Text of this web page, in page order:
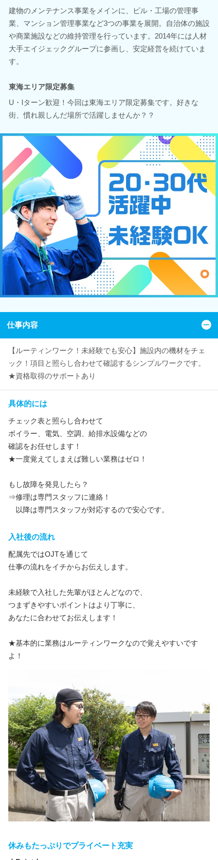
建物のメンテナンス事業をメインに、ビル・工場の管理事
業、マンション管理事業など3つの事業を展開。自治体の施設
や商業施設などの維持管理を行っています。2014年には人材
大手エイジェックグループに参画し、安定経営を続けていま
す。
東海エリア限定募集
U・Iターン歓迎！今回は東海エリア限定募集です。好きな
街、慣れ親しんだ場所で活躍しませんか？？
仕事内容
【ルーティンワーク！未経験でも安心】施設内の機材をチェ
ック！項目と照らし合わせて確認するシンプルワークです。
★資格取得のサポートあり
具体的には
チェック表と照らし合わせて
ボイラー、電気、空調、給排水設備などの
確認をお任せします！
★一度覚えてしまえば難しい業務はゼロ！
もし故障を発見したら？
⇒修理は専門スタッフに連絡！
以降は専門スタッフが対応するので安心です。
入社後の流れ
配属先ではOJTを通じて
仕事の流れをイチからお伝えします。
未経験で入社した先輩がほとんどなので、
つまずきやすいポイントはより丁寧に、
あなたに合わせてお伝えします！
★基本的に業務はルーティンワークなので覚えやすいです
よ！
休みもたっぷりでプライベート充実